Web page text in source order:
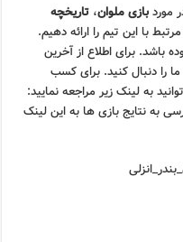
موردبازی ملوان،تاریخچه
با این تیم را ارائه دهیم.
باشد. برای اطلاع از آخرین
ما را دنبال کنید. برای کسب
به لینک زیر مراجعه نمایید:
به نتایج بازی ها به این لینک